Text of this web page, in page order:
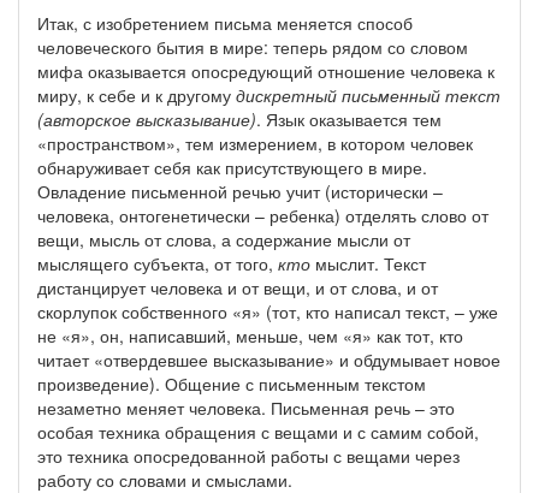
Итак, с изобретением письма меняется способ
человеческого бытия в мире: теперь рядом со словом
мифа оказывается опосредующий отношение человека к
миру, к себе и к другому дискретный письменный текст
(авторское высказывание). Язык оказывается тем
«пространством», тем измерением, в котором человек
обнаруживает себя как присутствующего в мире.
Овладение письменной речью учит (исторически –
человека, онтогенетически – ребенка) отделять слово от
вещи, мысль от слова, а содержание мысли от
мыслящего субъекта, от того, кто мыслит. Текст
дистанцирует человека и от вещи, и от слова, и от
скорлупок собственного «я» (тот, кто написал текст, – уже
не «я», он, написавший, меньше, чем «я» как тот, кто
читает «отвердевшее высказывание» и обдумывает новое
произведение). Общение с письменным текстом
незаметно меняет человека. Письменная речь – это
особая техника обращения с вещами и с самим собой,
это техника опосредованной работы с вещами через
работу со словами и смыслами.